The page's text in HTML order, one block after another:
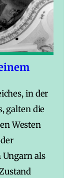
in der
galten die
Westen
als